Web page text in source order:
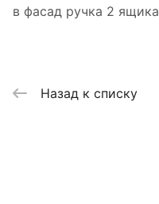
в фасад ручка 2
Назад к списку